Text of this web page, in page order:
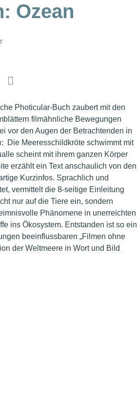
Ozean
Photicular-Buch zaubert mit den
filmähnliche Bewegungen
vor den Augen der Betrachtenden in
Die Meeresschildkröte schwimmt mit
scheint mit ihrem ganzen Körper
erzählt ein Text anschaulich von den
Kurzinfos. Sprachlich und
vermittelt die 8-seitige Einleitung
nur auf die Tiere ein, sondern
Phänomene in unerreichten
ins Ökosystem. Entstanden ist so ein
beeinflussbaren „Filmen ohne
der Weltmeere in Wort und Bild